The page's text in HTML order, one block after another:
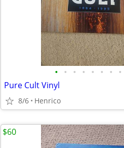
• • • • • • • •
Pure Cult Vinyl
8/6 Henrico
$60